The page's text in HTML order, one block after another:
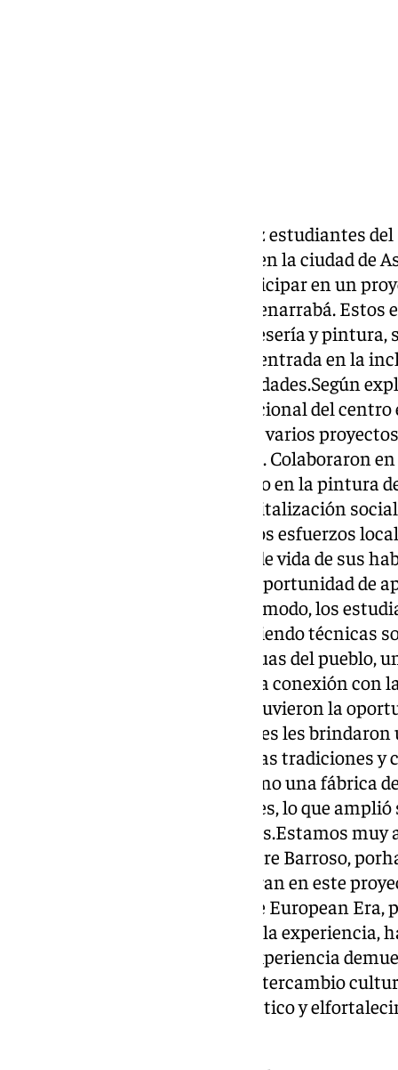
Durante la pasada semana, diez estudiantes
formación profesional situado en la ciudad de
tuvieron la oportunidad de participar en un
Erasmus+ en el municipio de Benarrabá.
disciplinas como electrónica, yesería y pintura,
experiencia única, que estuvo centrada en la
de jóvenes con menos oportunidades.Según
Sánchez, coordinadora internacional del
los estudiantes participaron en varios
huella significativa en el pueblo. Colaboraron
un espacio de co-living, así como en la pintura
contribuyendo también a la revitalización
tipo de trabajo forma parte de los esfuerzos
Andalucía y mejorar la calidad de vida de sus
valiosa esta experiencia fue la oportunidad de
de trabajo y materiales. De este modo, los
sobre bioconstrucción, descubriendo técnicas
restauración de las casas antiguas del pueblo,
pasado con el futuro del lugar.La conexión
fundamental. Los estudiantes tuvieron la
habitantes de Benarrabá, quienes les
permitiéndoles sumergirse en las tradiciones y
visitaron industrias locales, como una fábrica
gestión sostenible de los bosques, lo que
medioambientales responsables.Estamos
Benarrabá y a su alcalde, Silvestre Barroso,
que nuestros jóvenes participaran en este
queremos agradecer a Ricard, de European
organización y coordinación de la experiencia,
intercambio tanvalioso. Esta experiencia
Erasmus+ no solo fomenta elintercambio
la inclusión, el aprendizaje práctico y